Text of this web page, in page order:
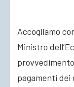
Accogliamo
Ministro
pagamenti dei